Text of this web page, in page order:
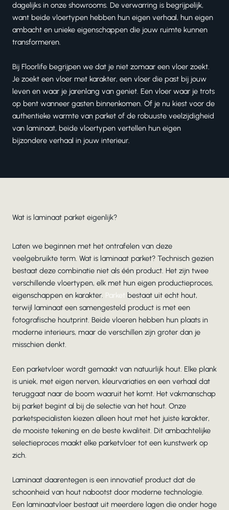
dagelijks in onze showrooms. De verwarring is begrijpelijk,
want beide vloertypen hebben hun eigen verhaal, hun eigen
ambacht en unieke eigenschappen die jouw ruimte kunnen
transformeren.
Bij Floorlife begrijpen we dat je niet zomaar een vloer zoekt.
Je zoekt een vloer met karakter, een vloer die past bij jouw
leven en waar je jarenlang van geniet. Een vloer waar je trots
op bent wanneer gasten binnenkomen. Of je nu kiest voor de
authentieke warmte van parket of de robuuste veelzijdigheid
van laminaat, beide vloertypen vertellen hun eigen
bijzondere verhaal in jouw interieur.
Wat is laminaat parket eigenlijk?
Laten we beginnen met het ontrafelen van deze
veelgebruikte term. Wat is laminaat parket? Technisch gezien
bestaat deze combinatie niet als één product. Het zijn twee
verschillende vloertypen, elk met hun eigen productieproces,
eigenschappen en karakter. Parket bestaat uit echt hout,
terwijl laminaat een samengesteld product is met een
fotografische houtprint. Beide vloeren hebben hun plaats in
moderne interieurs, maar de verschillen zijn groter dan je
misschien denkt.
Een parketvloer wordt gemaakt van natuurlijk hout. Elke plank
is uniek, met eigen nerven, kleurvariaties en een verhaal dat
teruggaat naar de boom waaruit het komt. Het vakmanschap
bij parket begint al bij de selectie van het hout. Onze
parketspecialisten kiezen alleen hout met het juiste karakter,
de mooiste tekening en de beste kwaliteit. Dit ambachtelijke
selectieproces maakt elke parketvloer tot een kunstwerk op
zich.
Laminaat daarentegen is een innovatief product dat de
schoonheid van hout nabootst door moderne technologie.
Een laminaatvloer bestaat uit meerdere lagen die onder hoge